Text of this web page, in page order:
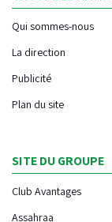
Qui sommes-nous
La direction
Publicité
Plan du site
SITE DU GROUPE
Club Avantages
Assahraa